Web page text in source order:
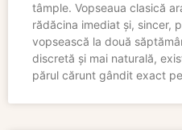
tâmple. Vopseaua clasică
rădăcina imediat și, sincer,
vopsească la două
discretă și mai naturală,
părul cărunt gândit exact